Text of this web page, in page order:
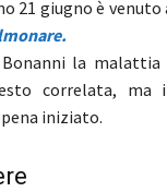
21 giugno è venuto
Bonanni la
correlata,
iniziato.